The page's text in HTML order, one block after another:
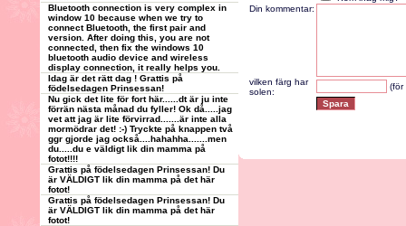
Bluetooth connection is very complex in
window 10 because when we try to
connect Bluetooth, the first pair and
version. After doing this, you are not
connected, then fix the windows 10
bluetooth audio device and wireless
display connection, it really helps you.
Idag är det rätt dag ! Grattis på
födelsedagen Prinsessan!
Nu gick det lite för fort här......dt är ju inte
förrän nästa månad du fyller! Ok då.....jag
vet att jag är lite förvirrad.......är inte alla
mormödrar det! :-) Tryckte på knappen två
ggr gjorde jag också....hahahha.......men
du.....du e väldigt lik din mamma på
fotot!!!!
Grattis på födelsedagen Prinsessan! Du
är VÄLDIGT lik din mamma på det här
fotot!
Grattis på födelsedagen Prinsessan! Du
är VÄLDIGT lik din mamma på det här
fotot!
Din kommentar:
vilken färg har
solen:
(för